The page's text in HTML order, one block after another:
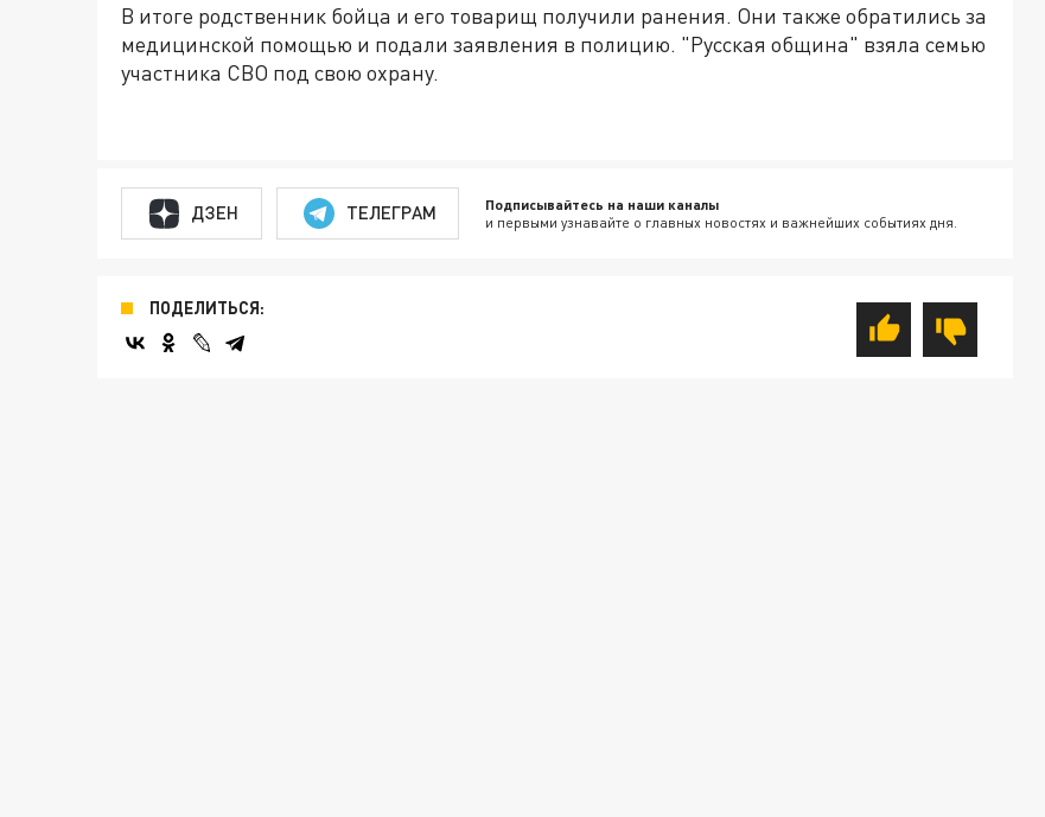
В итоге родственник бойца и его товарищ получили ранения. Они также обратились за
медицинской помощью и подали заявления в полицию. "Русская община" взяла семью
участника СВО под свою охрану.
ДЗЕН ТЕЛЕГРАМ Подписывайтесь на наши каналы
и первыми узнавайте о главных новостях и важнейших событиях дня.
ПОДЕЛИТЬСЯ: